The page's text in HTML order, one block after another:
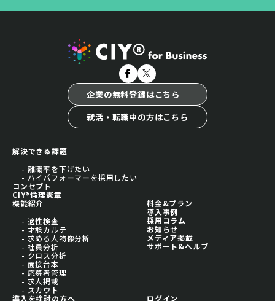
企業の無料登録はこちら
就活・転職中の方はこちら
解決できる課題
- 離職率を下げたい
- ハイパフォーマーを採用したい
コンセプト
CIY®倫理憲章
機能紹介
- 適性検査
- 才能カルテ
- 求める人物像分析
- 社員分析
- クロス分析
- 面接台本
- 応募者管理
- 求人掲載
- スカウト
料金&プラン
導入事例
採用コラム
お知らせ
メディア掲載
サポート&ヘルプ
導入を検討の方へ ログイン